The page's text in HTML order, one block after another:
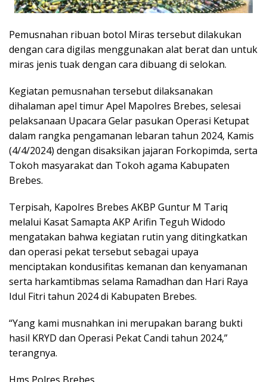
Pemusnahan ribuan botol Miras tersebut dilakukan
dengan cara digilas menggunakan alat berat dan untuk
miras jenis tuak dengan cara dibuang di selokan.
Kegiatan pemusnahan tersebut dilaksanakan
dihalaman apel timur Apel Mapolres Brebes, selesai
pelaksanaan Upacara Gelar pasukan Operasi Ketupat
dalam rangka pengamanan lebaran tahun 2024, Kamis
(4/4/2024) dengan disaksikan jajaran Forkopimda, serta
Tokoh masyarakat dan Tokoh agama Kabupaten
Brebes.
Terpisah, Kapolres Brebes AKBP Guntur M Tariq
melalui Kasat Samapta AKP Arifin Teguh Widodo
mengatakan bahwa kegiatan rutin yang ditingkatkan
dan operasi pekat tersebut sebagai upaya
menciptakan kondusifitas kemanan dan kenyamanan
serta harkamtibmas selama Ramadhan dan Hari Raya
Idul Fitri tahun 2024 di Kabupaten Brebes.
“Yang kami musnahkan ini merupakan barang bukti
hasil KRYD dan Operasi Pekat Candi tahun 2024,”
terangnya.